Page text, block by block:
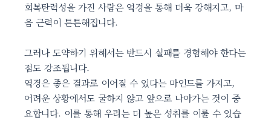
회복탄력성을 가진 사람은 역경을 통해 더욱 강해지고, 마
음 근력이 튼튼해집니다.
그러나 도약하기 위해서는 반드시 실패를 경험해야 한다는
점도 강조됩니다.
역경은 좋은 결과로 이어질 수 있다는 마인드를 가지고,
어려운 상황에서도 굴하지 않고 앞으로 나아가는 것이 중
요합니다. 이를 통해 우리는 더 높은 성취를 이룰 수 있습